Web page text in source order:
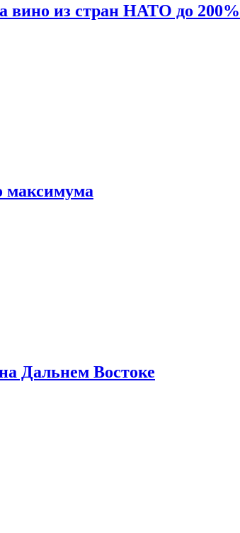
вино из стран НАТО до 200%
максимума
Дальнем Востоке